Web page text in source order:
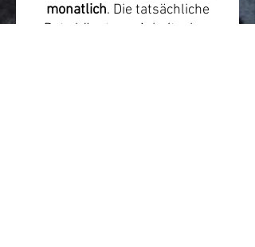
monatlich. Die tatsächliche
Rate hängt von Arbeitgeber,